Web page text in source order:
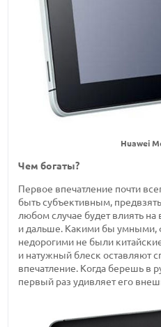
Huawei
Чем богаты?
Первое впечатление почти
быть субъективным,
любом случае будет влиять
и дальше. Какими бы умными,
недорогими не были
и натужный блеск оставляют
впечатление. Когда берешь в
первый раз удивляет его